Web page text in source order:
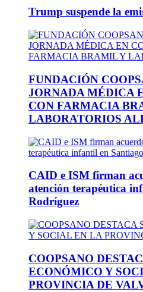
Trump suspende la
FUNDACIÓN
JORNADA MÉDICA
CON FARMACIA
LABORATORIOS
CAID e ISM firman
atención terapéutica
Rodríguez
COOPSANO
ECONÓMICO Y
PROVINCIA DE